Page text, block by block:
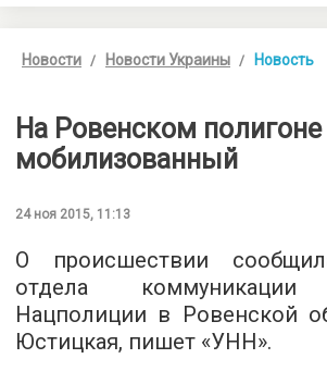
Новости Новости Украины Новость
На Ровенском
мобилизованный
24 ноя 2015, 11:13
О происшествии
отдела коммуникации
Нацполиции в Ровенской
Юстицкая, пишет «УНН».